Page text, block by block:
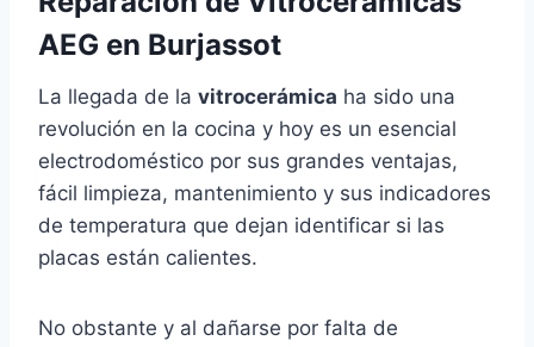
AEG en Burjassot
La llegada de la vitrocerámica ha sido una
revolución en la cocina y hoy es un esencial
electrodoméstico por sus grandes ventajas,
fácil limpieza, mantenimiento y sus indicadores
de temperatura que dejan identificar si las
placas están calientes.
No obstante y al dañarse por falta de